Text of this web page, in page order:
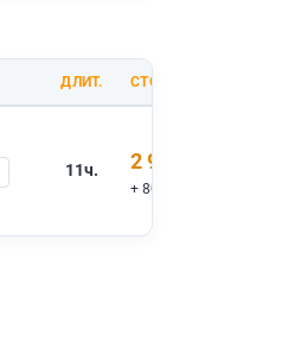
ДЛИТ. СТОИМОСТЬ
11ч. 2 900 ₽
+ 800 ₽ вх.билеты